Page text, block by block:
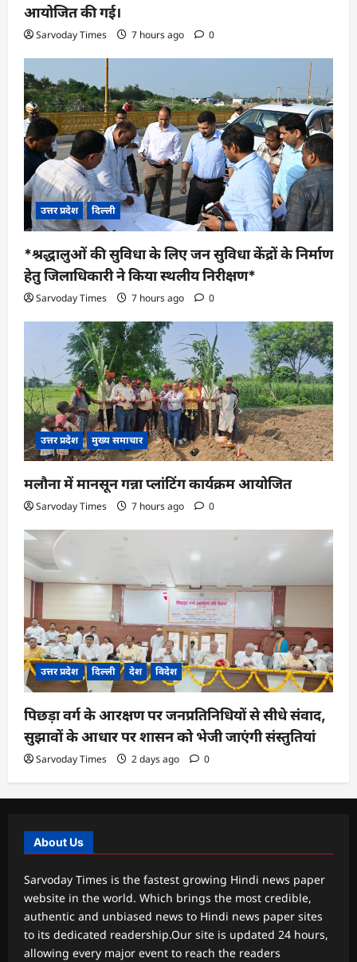
आयोजित की गई।
Sarvoday Times 7 hours ago 0
उत्तर प्रदेश दिल्ली
*श्रद्धालुओं की सुविधा के लिए जन सुविधा केंद्रों के निर्माण
हेतु जिलाधिकारी ने किया स्थलीय निरीक्षण*
Sarvoday Times 7 hours ago 0
उत्तर प्रदेश मुख्य समाचार
मलौना में मानसून गन्ना प्लांटिंग कार्यक्रम आयोजित
Sarvoday Times 7 hours ago 0
उत्तर प्रदेश दिल्ली देश विदेश
पिछड़ा वर्ग के आरक्षण पर जनप्रतिनिधियों से सीधे संवाद,
सुझावों के आधार पर शासन को भेजी जाएंगी संस्तुतियां
Sarvoday Times 2 days ago 0
About Us
Sarvoday Times is the fastest growing Hindi news paper
website in the world. Which brings the most credible,
authentic and unbiased news to Hindi news paper sites
to its dedicated readership.Our site is updated 24 hours,
allowing every major event to reach the readers